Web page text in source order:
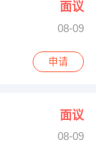
面议
08-09
申请
面议
08-09